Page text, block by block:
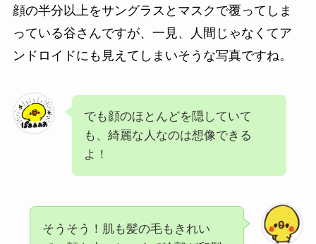
顔の半分以上をサングラスとマスクで覆ってしま
っている谷さんですが、一見、人間じゃなくてア
ンドロイドにも見えてしまいそうな写真ですね。
でも顔のほとんどを隠していて
も、綺麗な人なのは想像できる
よ！
そうそう！肌も髪の毛もきれい